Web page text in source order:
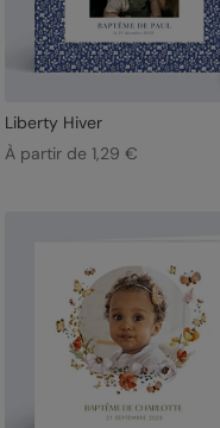
Liberty Hiver
À partir de 1,29 €